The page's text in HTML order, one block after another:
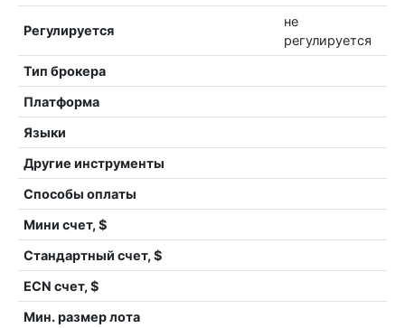
Регулируется
не
регулируется
Тип брокера
Платформа
Языки
Другие инструменты
Способы оплаты
Мини счет, $
Стандартный счет, $
ECN счет, $
Мин. размер лота